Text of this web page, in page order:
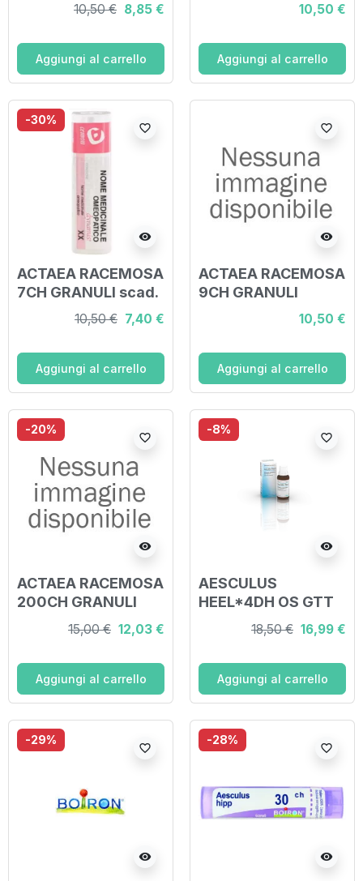
10,50 € 8,85 €
Aggiungi al carrello
10,50 €
Aggiungi al carrello
-30%
visibility
favorite_border
ACTAEA RACEMOSA
7CH GRANULI scad.
31/08/2026
10,50 € 7,40 €
Aggiungi al carrello
visibility
favorite_border
ACTAEA RACEMOSA
9CH GRANULI
10,50 €
Aggiungi al carrello
-20%
visibility
favorite_border
ACTAEA RACEMOSA
200CH GRANULI
15,00 € 12,03 €
Aggiungi al carrello
-8%
visibility
favorite_border
AESCULUS
HEEL*4DH OS GTT
18,50 € 16,99 €
Aggiungi al carrello
-29%
visibility
favorite_border
-28%
visibility
favorite_border